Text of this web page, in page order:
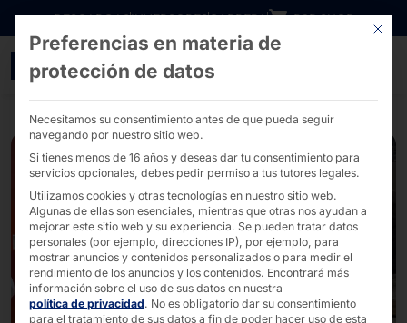
Ir directamente al contenido
DESCARGASINVERSORESCARRERA B2B SHOP
Resumen del CES 2025
Este
Preferencias en materia de
protección de datos
Necesitamos su consentimiento antes de que pueda seguir
navegando por nuestro sitio web.
Si tienes menos de 16 años y deseas dar tu consentimiento para
servicios opcionales, debes pedir permiso a tus tutores legales.
Utilizamos cookies y otras tecnologías en nuestro sitio web.
Algunas de ellas son esenciales, mientras que otras nos ayudan a
mejorar este sitio web y su experiencia. Se pueden tratar datos
personales (por ejemplo, direcciones IP), por ejemplo, para
mostrar anuncios y contenidos personalizados o para medir el
rendimiento de los anuncios y los contenidos. Encontrará más
información sobre el uso de sus datos en nuestra
política de privacidad. No es obligatorio dar su consentimiento
para el tratamiento de sus datos a fin de poder hacer uso de esta